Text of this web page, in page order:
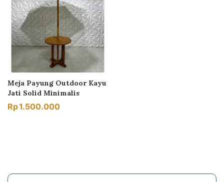
Meja Payung Outdoor Kayu
Jati Solid Minimalis
Rp1.500.000